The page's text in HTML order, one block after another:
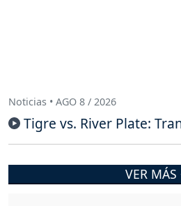
Noticias • AGO 8 / 2026
Tigre vs. River Plate:
VER MÁS